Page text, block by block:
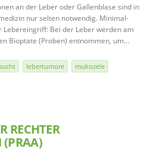
an der Leber oder Gallenblase sind in
nur selten notwendig. Minimal-
Lebereingriff: Bei der Leber werden am
Bioptate (Proben) entnommen, um…
lebertumore mukozele
RECHTER
(PRAA)